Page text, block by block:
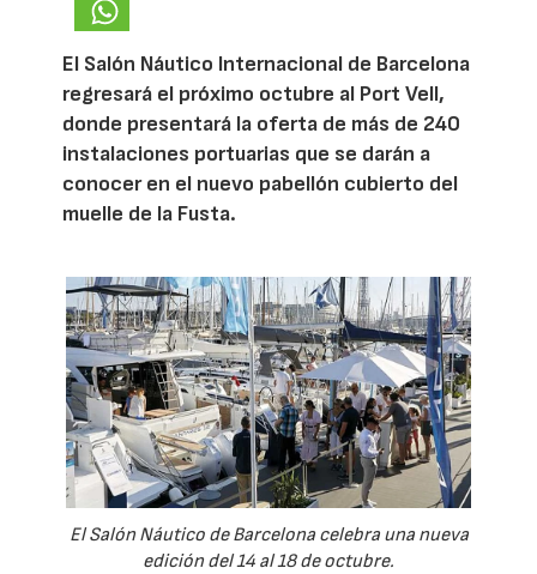
El Salón Náutico Internacional de Barcelona
regresará el próximo octubre al Port Vell,
donde presentará la oferta de más de 240
instalaciones portuarias que se darán a
conocer en el nuevo pabellón cubierto del
muelle de la Fusta.
El Salón Náutico de Barcelona celebra una nueva
edición del 14 al 18 de octubre.